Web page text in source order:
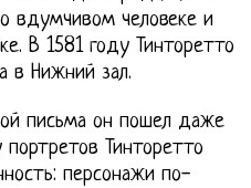
вдумчивом человеке и
В 1581 году Тинторетто
в Нижний зал.
письма он пошел даже
Тинторетто
персонажи по-